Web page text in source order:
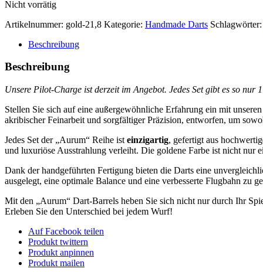
Nicht vorrätig
Artikelnummer: gold-21,8 Kategorie: Handmade Darts Schlagwörter:
Beschreibung
Beschreibung
Unsere Pilot-Charge ist derzeit im Angebot. Jedes Set gibt es so nur
Stellen Sie sich auf eine außergewöhnliche Erfahrung ein mit
akribischer Feinarbeit und sorgfältiger Präzision, entworfen, um
Jedes Set der „Aurum“ Reihe ist einzigartig, gefertigt aus
und luxuriöse Ausstrahlung verleiht. Die goldene Farbe ist nicht nur
Dank der handgeführten Fertigung bieten die Darts eine
ausgelegt, eine optimale Balance und eine verbesserte Flugbahn zu
Mit den „Aurum“ Dart-Barrels heben Sie sich nicht nur durch Ihr
Erleben Sie den Unterschied bei jedem Wurf!
Auf Facebook teilen
Produkt twittern
Produkt anpinnen
Produkt mailen